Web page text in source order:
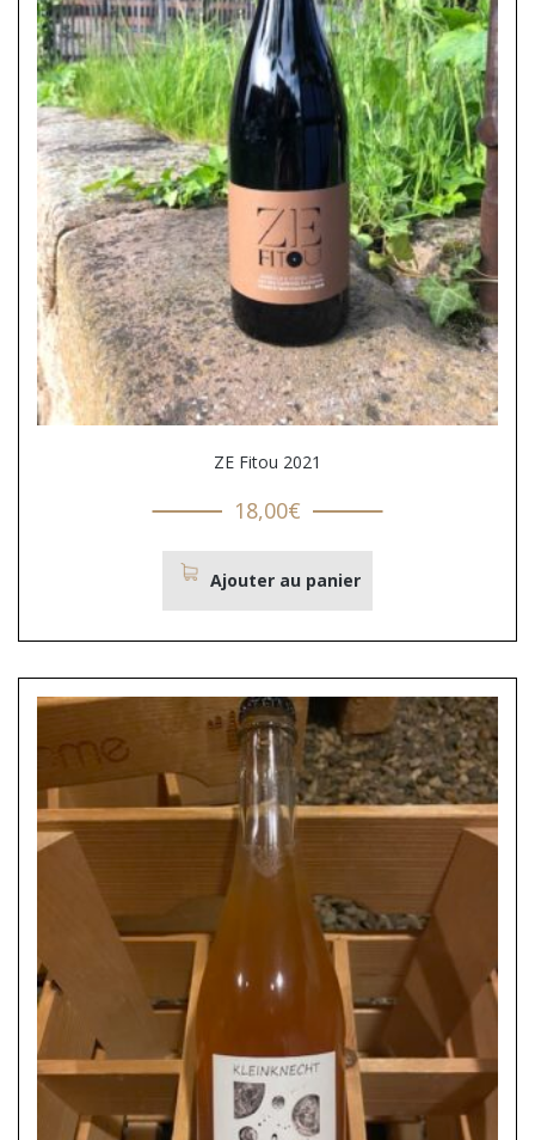
ZE Fitou 2021
18,00€
Ajouter au panier